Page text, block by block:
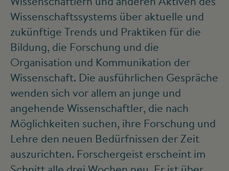
Wissenschaftssystems über aktuelle und
zukünftige Trends und Praktiken für die
Bildung, die Forschung und die
Organisation und Kommunikation der
Wissenschaft. Die ausführlichen Gespräche
wenden sich vor allem an junge und
angehende Wissenschaftler, die nach
Möglichkeiten suchen, ihre Forschung und
Lehre den neuen Bedürfnissen der Zeit
auszurichten. Forschergeist erscheint im